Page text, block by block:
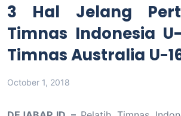
3 Hal Jelang
Timnas Indonesia
Timnas Australia U-
October 1, 2018